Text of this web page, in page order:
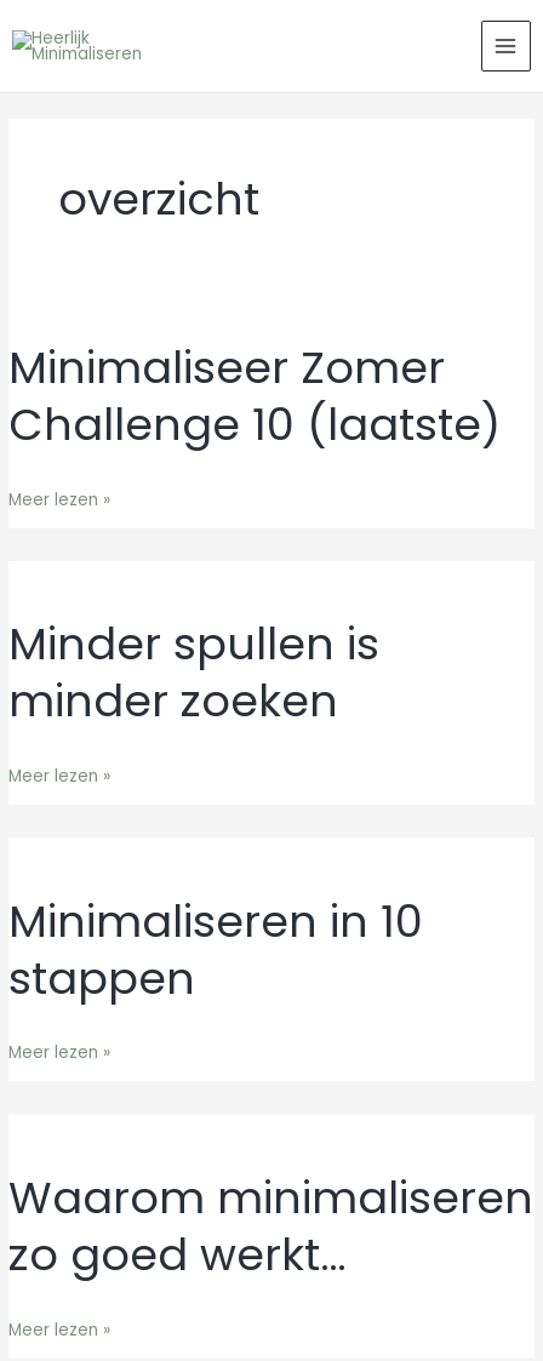
naar
overzicht
Minimaliseer Zomer
Challenge 10 (laatste)
Minimaliseer
Zomer
Challenge
10
Meer lezen »
Minder spullen is
minder zoeken
Minder
spullen
is
minder
Meer lezen »
Minimaliseren in 10
stappen
Minimaliseren
in
10
stappen
Meer lezen »
Waarom minimaliseren
zo goed werkt…
Waarom
minimaliseren
zo
goed
Meer lezen »